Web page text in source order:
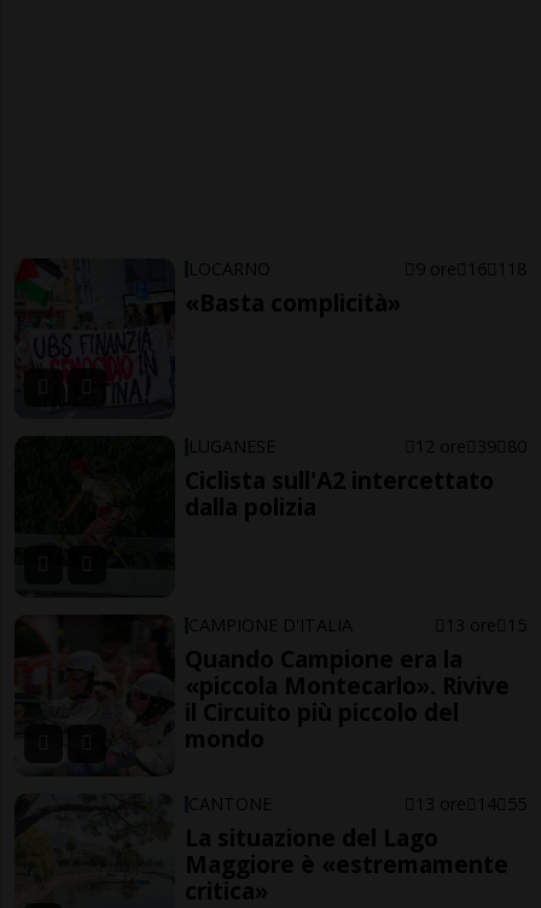
LOCARNO 9 ore 16 118
«Basta complicità»
LUGANESE 12 ore 39 80
Ciclista sull'A2 intercettato
dalla polizia
CAMPIONE D'ITALIA 13 ore 15
Quando Campione era la
«piccola Montecarlo». Rivive
il Circuito più piccolo del
mondo
CANTONE 13 ore 14 55
La situazione del Lago
Maggiore è «estremamente
critica»